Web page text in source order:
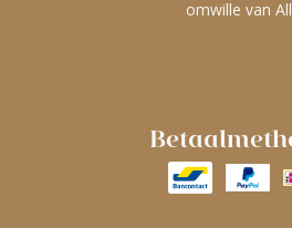
omwille van